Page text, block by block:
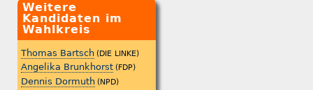
Weitere
Kandidaten im
Wahlkreis
Thomas Bartsch (DIE LINKE)
Angelika Brunkhorst (FDP)
Dennis Dormuth (NPD)